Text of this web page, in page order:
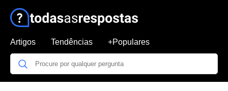
Artigos Tendências +Populares